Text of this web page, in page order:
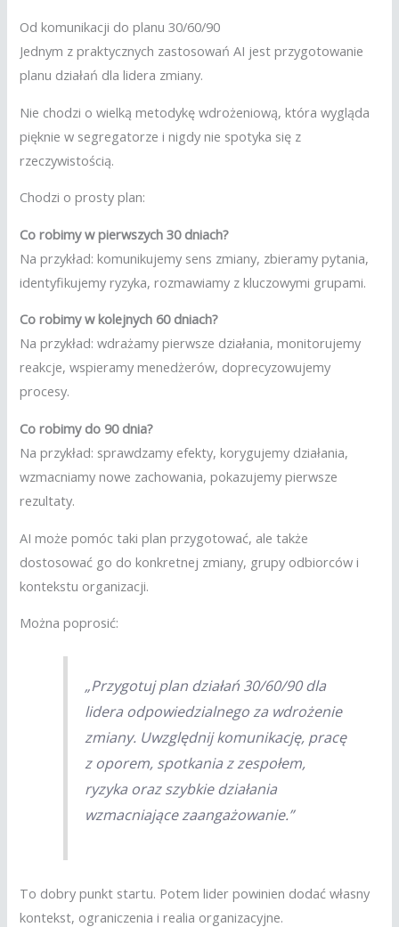
Od komunikacji do planu 30/60/90
Jednym z praktycznych zastosowań AI jest przygotowanie
planu działań dla lidera zmiany.
Nie chodzi o wielką metodykę wdrożeniową, która wygląda
pięknie w segregatorze i nigdy nie spotyka się z
rzeczywistością.
Chodzi o prosty plan:
Co robimy w pierwszych 30 dniach?
Na przykład: komunikujemy sens zmiany, zbieramy pytania,
identyfikujemy ryzyka, rozmawiamy z kluczowymi grupami.
Co robimy w kolejnych 60 dniach?
Na przykład: wdrażamy pierwsze działania, monitorujemy
reakcje, wspieramy menedżerów, doprecyzowujemy
procesy.
Co robimy do 90 dnia?
Na przykład: sprawdzamy efekty, korygujemy działania,
wzmacniamy nowe zachowania, pokazujemy pierwsze
rezultaty.
AI może pomóc taki plan przygotować, ale także
dostosować go do konkretnej zmiany, grupy odbiorców i
kontekstu organizacji.
Można poprosić:
„Przygotuj plan działań 30/60/90 dla
lidera odpowiedzialnego za wdrożenie
zmiany. Uwzględnij komunikację, pracę
z oporem, spotkania z zespołem,
ryzyka oraz szybkie działania
wzmacniające zaangażowanie.”
To dobry punkt startu. Potem lider powinien dodać własny
kontekst, ograniczenia i realia organizacyjne.